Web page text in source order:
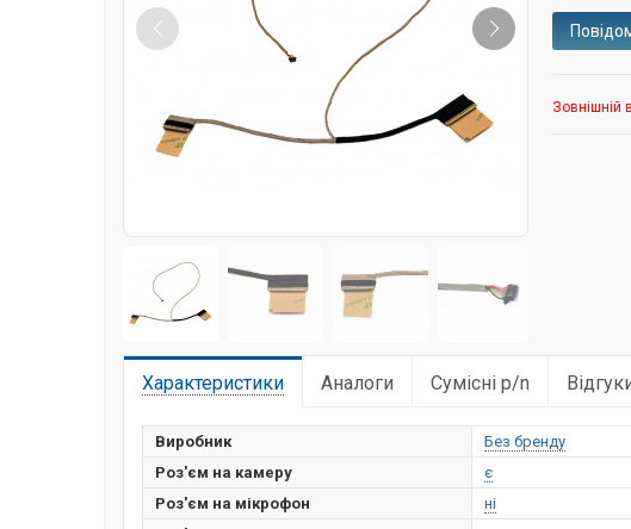
Зовнішній
Характеристики Аналоги Сумісні p/n
Виробник
Без бренду
Роз'єм на камеру
є
Роз'єм на мікрофон
ні